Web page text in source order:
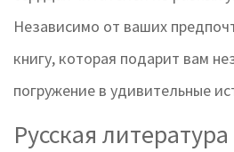
Независимо от ваших
книгу, которая подарит вам
погружение в удивительные
Русская литература